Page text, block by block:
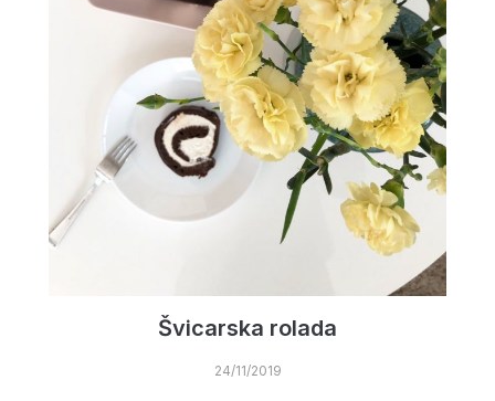
Švicarska rolada
24/11/2019